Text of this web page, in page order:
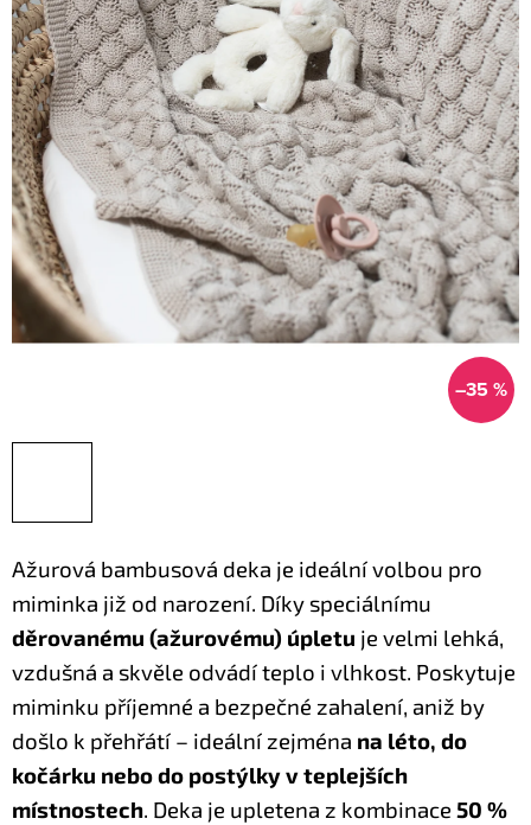
–35 %
Ažurová bambusová deka je ideální volbou pro
miminka již od narození. Díky speciálnímu
děrovanému (ažurovému) úpletu je velmi lehká,
vzdušná a skvěle odvádí teplo i vlhkost. Poskytuje
miminku příjemné a bezpečné zahalení, aniž by
došlo k přehřátí – ideální zejména na léto, do
kočárku nebo do postýlky v teplejších
místnostech. Deka je upletena z kombinace 50 %